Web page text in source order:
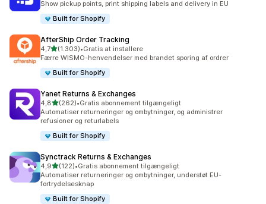
Show pickup points, print shipping labels and delivery in EU
Built for Shopify
AfterShip Order Tracking
4,7ud af 5 stjerner
(1.303)
1303 anmeldelser i alt
•Gratis at installere
Færre WISMO-henvendelser med brandet sporing af ordrer
Built for Shopify
Yanet Returns & Exchanges
4,8ud af 5 stjerner
(262)
262 anmeldelser i alt
•Gratis abonnement tilgængeligt
Automatiser returneringer og ombytninger, og administrer
refusioner og returlabels
Built for Shopify
Synctrack Returns & Exchanges
4,9ud af 5 stjerner
(122)
122 anmeldelser i alt
•Gratis abonnement tilgængeligt
Automatiser returneringer og ombytninger, understøt EU-
fortrydelsesknap
Built for Shopify